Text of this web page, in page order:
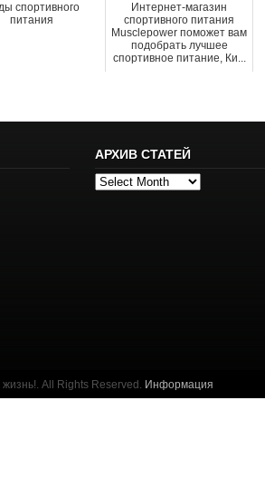
спортивного
питания
Интернет-магазин
спортивного питания
Musclepower поможет вам
подобрать лучшее
спортивное питание, Ки...
АРХИВ СТАТЕЙ
Архив
All Rights Reserved. Информация